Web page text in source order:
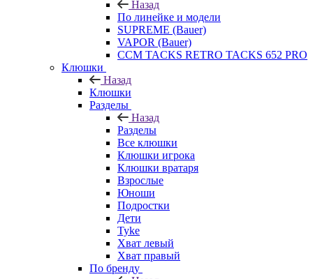
Назад
По линейке и модели
SUPREME (Bauer)
VAPOR (Bauer)
CCM TACKS RETRO TACKS 652 PRO
Клюшки
Назад
Клюшки
Разделы
Назад
Разделы
Все клюшки
Клюшки игрока
Клюшки вратаря
Взрослые
Юноши
Подростки
Дети
Tyke
Хват левый
Хват правый
По бренду